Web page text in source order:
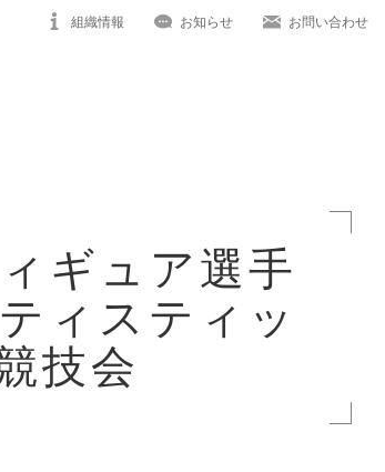
組織情報 お知らせ お問い合わせ
ギュア選手
スティッ
技会